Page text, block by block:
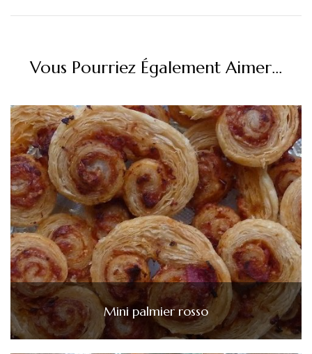
Vous Pourriez Également Aimer...
Mini palmier rosso